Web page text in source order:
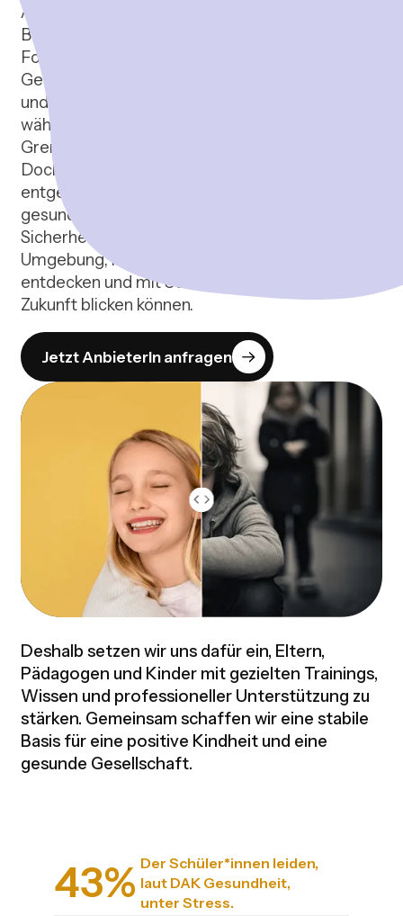
Ängste, Schlafprobleme und psychosomatische
Beschwerden nehmen zu – mit langfristigen
Folgen für die körperliche und seelische
Gesundheit. Gleichzeitig geraten auch Eltern
und Pädagogen zunehmend unter Druck,
während die Unterstützungssysteme oft an ihre
Grenzen stoßen.
Doch es gibt einen Weg, dieser Entwicklung
entgegenzuwirken. Ein glückliches und
gesundes Aufwachsen basiert auf Liebe,
Sicherheit und Vertrauen. Kinder brauchen eine
Umgebung, in der sie sich entfalten, ihre Stärken
entdecken und mit Selbstvertrauen in die
Zukunft blicken können.
Jetzt AnbieterIn anfragen
Deshalb setzen wir uns dafür ein, Eltern,
Pädagogen und Kinder mit gezielten Trainings,
Wissen und professioneller Unterstützung zu
stärken. Gemeinsam schaffen wir eine stabile
Basis für eine positive Kindheit und eine
gesunde Gesellschaft.
43% Der Schüler*innen leiden,
laut DAK Gesundheit,
unter Stress.